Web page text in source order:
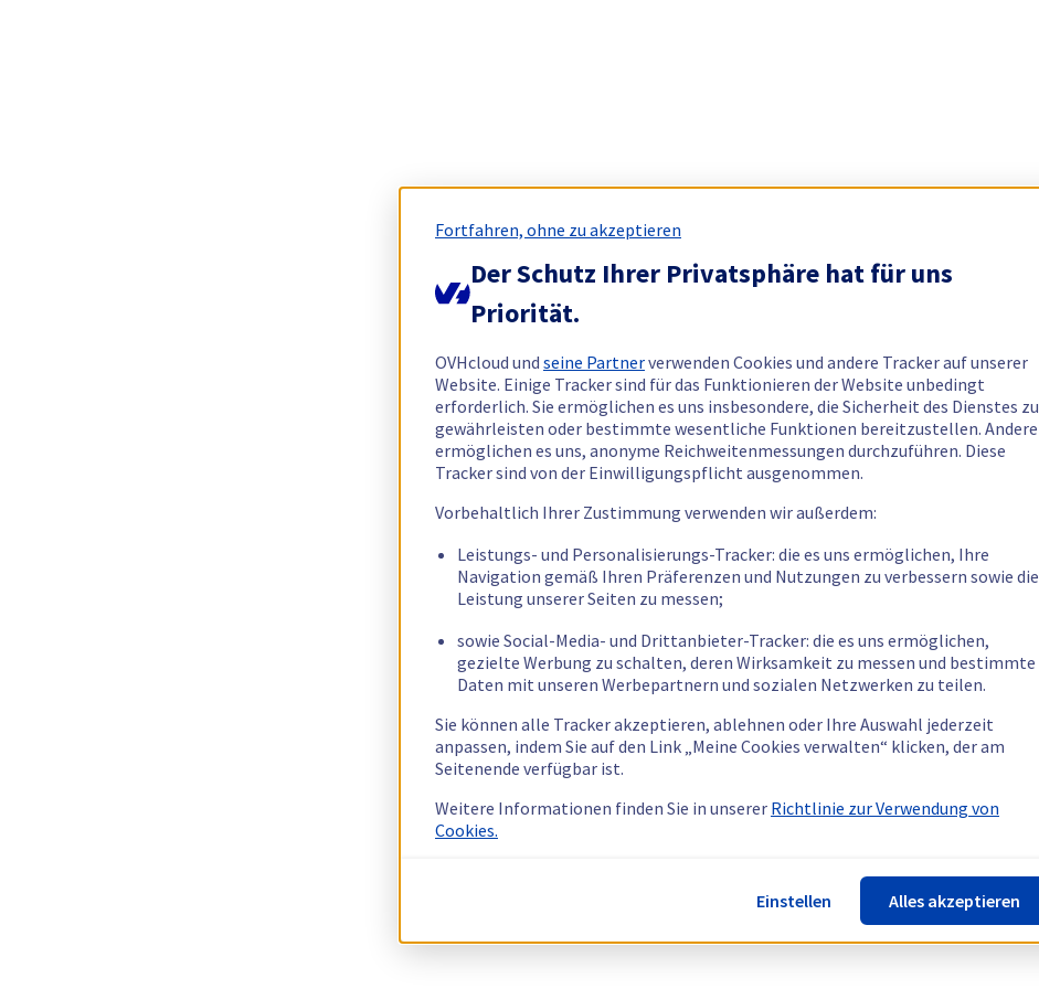
Fortfahren, ohne zu akzeptieren
Der Schutz Ihrer Privatsphäre hat für uns
Priorität.
OVHcloud und seine Partnerverwenden Cookies und andere Tracker auf unserer
Website. Einige Tracker sind für das Funktionieren der Website unbedingt
erforderlich. Sie ermöglichen es uns insbesondere, die Sicherheit des Dienstes zu
gewährleisten oder bestimmte wesentliche Funktionen bereitzustellen. Andere
ermöglichen es uns, anonyme Reichweitenmessungen durchzuführen. Diese
Tracker sind von der Einwilligungspflicht ausgenommen.
Vorbehaltlich Ihrer Zustimmung verwenden wir außerdem:
Leistungs- und Personalisierungs-Tracker: die es uns ermöglichen, Ihre
Navigation gemäß Ihren Präferenzen und Nutzungen zu verbessern sowie die
Leistung unserer Seiten zu messen;
sowie Social-Media- und Drittanbieter-Tracker: die es uns ermöglichen,
gezielte Werbung zu schalten, deren Wirksamkeit zu messen und bestimmte
Daten mit unseren Werbepartnern und sozialen Netzwerken zu teilen.
Sie können alle Tracker akzeptieren, ablehnen oder Ihre Auswahl jederzeit
anpassen, indem Sie auf den Link „Meine Cookies verwalten“ klicken, der am
Seitenende verfügbar ist.
Weitere Informationen finden Sie in unserer Richtlinie zur Verwendung von
Cookies.
Einstellen Alles akzeptieren